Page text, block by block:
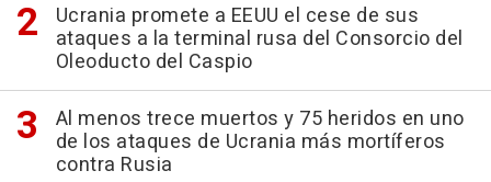
Ucrania promete a EEUU el cese de sus
ataques a la terminal rusa del Consorcio del
Oleoducto del Caspio
Al menos trece muertos y 75 heridos en uno
de los ataques de Ucrania más mortíferos
contra Rusia